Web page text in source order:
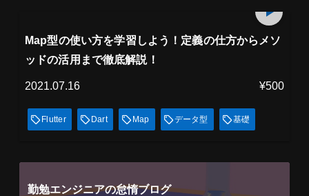
18min
見放題
Map型の使い方を学習しよう！定義の仕方からメソ
ッドの活用まで徹底解説！
2021.07.16 ¥500
Flutter Dart Map データ型 基礎
勤勉エンジニアの怠惰ブログ